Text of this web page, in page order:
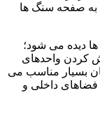
به صفحه سنگ ها
دیده می شود؛
کردن واحدهای
بسیار مناسب می
فضاهای داخلی و